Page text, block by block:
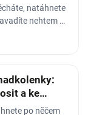
natáhnete
nehtem o
dálnice. Nebo
a ke
po něčem